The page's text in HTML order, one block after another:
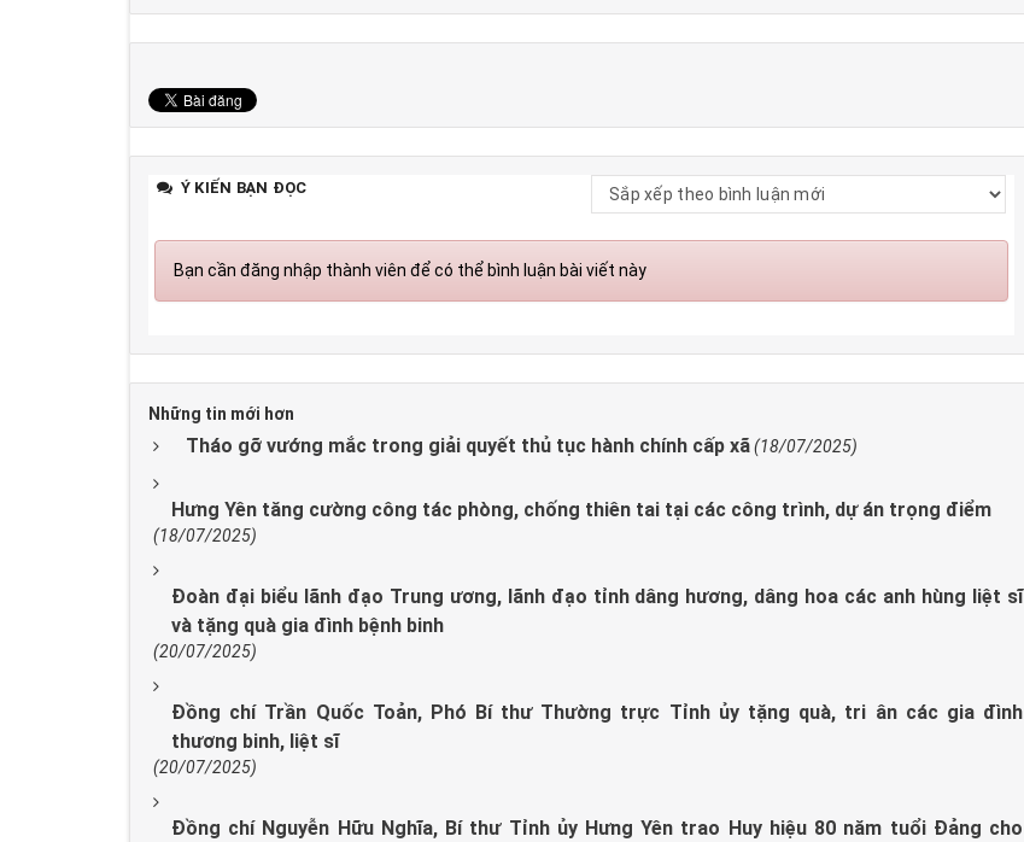
Ý KIẾN BẠN ĐỌC
Bạn cần đăng nhập thành viên để có thể bình luận bài viết này
Những tin mới hơn
Tháo gỡ vướng mắc trong giải quyết thủ tục hành chính cấp xã(18/07/2025)
Hưng Yên tăng cường công tác phòng, chống thiên tai tại các công trình, dự án trọng điểm
(18/07/2025)
Đoàn đại biểu lãnh đạo Trung ương, lãnh đạo tỉnh dâng hương, dâng hoa các anh hùng liệt sĩ
và tặng quà gia đình bệnh binh
(20/07/2025)
Đồng chí Trần Quốc Toản, Phó Bí thư Thường trực Tỉnh ủy tặng quà, tri ân các gia đình
thương binh, liệt sĩ
(20/07/2025)
Đồng chí Nguyễn Hữu Nghĩa, Bí thư Tỉnh ủy Hưng Yên trao Huy hiệu 80 năm tuổi Đảng cho